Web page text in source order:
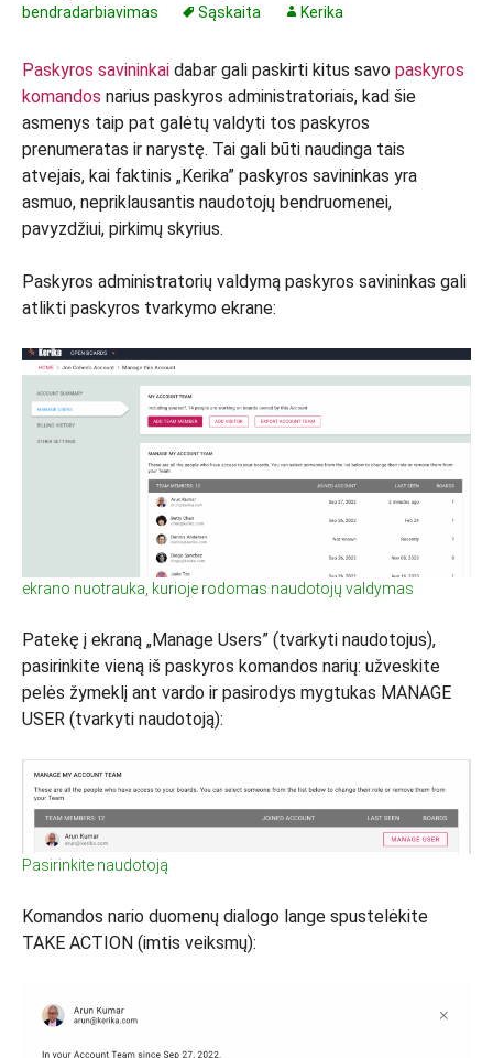
bendradarbiavimas
Sąskaita Kerika
Paskyros savininkai dabar gali paskirti kitus savo paskyros
komandos narius paskyros administratoriais, kad šie
asmenys taip pat galėtų valdyti tos paskyros
prenumeratas ir narystę. Tai gali būti naudinga tais
atvejais, kai faktinis „Kerika” paskyros savininkas yra
asmuo, nepriklausantis naudotojų bendruomenei,
pavyzdžiui, pirkimų skyrius.
Paskyros administratorių valdymą paskyros savininkas gali
atlikti paskyros tvarkymo ekrane:
ekrano nuotrauka, kurioje rodomas naudotojų valdymas
Patekę į ekraną „Manage Users” (tvarkyti naudotojus),
pasirinkite vieną iš paskyros komandos narių: užveskite
pelės žymeklį ant vardo ir pasirodys mygtukas MANAGE
USER (tvarkyti naudotoją):
Pasirinkite naudotoją
Komandos nario duomenų dialogo lange spustelėkite
TAKE ACTION (imtis veiksmų):